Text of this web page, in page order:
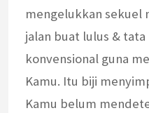
mengelukkan sekuel
jalan buat lulus &
konvensional guna
Kamu. Itu biji
Kamu belum